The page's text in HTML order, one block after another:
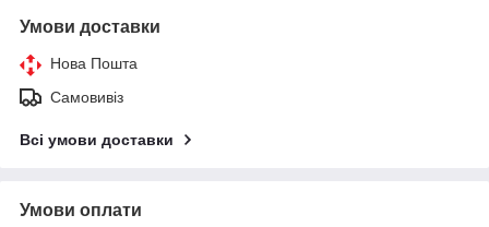
Умови доставки
Нова Пошта
Самовивіз
Всі умови доставки
Умови оплати